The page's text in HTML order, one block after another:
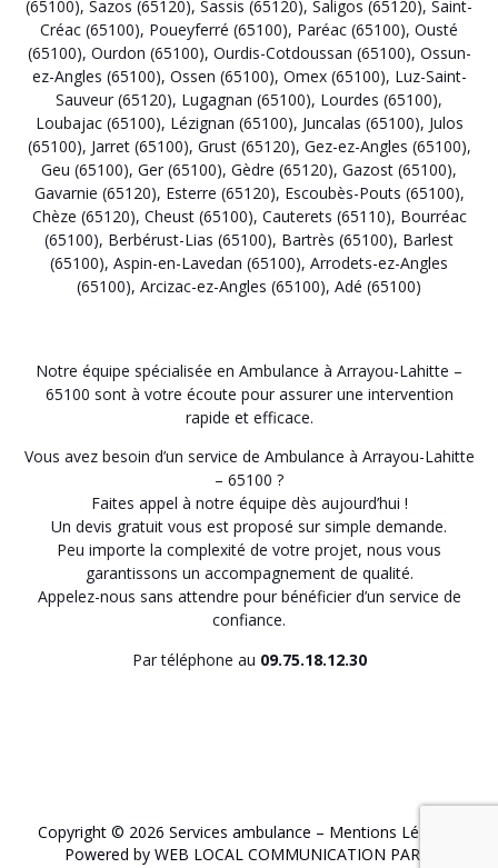
(65100), Sazos (65120), Sassis (65120), Saligos (65120), Saint-
Créac (65100), Poueyferré (65100), Paréac (65100), Ousté
(65100), Ourdon (65100), Ourdis-Cotdoussan (65100), Ossun-
ez-Angles (65100), Ossen (65100), Omex (65100), Luz-Saint-
Sauveur (65120), Lugagnan (65100), Lourdes (65100),
Loubajac (65100), Lézignan (65100), Juncalas (65100), Julos
(65100), Jarret (65100), Grust (65120), Gez-ez-Angles (65100),
Geu (65100), Ger (65100), Gèdre (65120), Gazost (65100),
Gavarnie (65120), Esterre (65120), Escoubès-Pouts (65100),
Chèze (65120), Cheust (65100), Cauterets (65110), Bourréac
(65100), Berbérust-Lias (65100), Bartrès (65100), Barlest
(65100), Aspin-en-Lavedan (65100), Arrodets-ez-Angles
(65100), Arcizac-ez-Angles (65100), Adé (65100)
Notre équipe spécialisée en Ambulance à Arrayou-Lahitte –
65100 sont à votre écoute pour assurer une intervention
rapide et efficace.
Vous avez besoin d’un service de Ambulance à Arrayou-Lahitte
– 65100 ?
Faites appel à notre équipe dès aujourd’hui !
Un devis gratuit vous est proposé sur simple demande.
Peu importe la complexité de votre projet, nous vous
garantissons un accompagnement de qualité.
Appelez-nous sans attendre pour bénéficier d’un service de
confiance.
Par téléphone au 09.75.18.12.30
Copyright © 2026 Services ambulance – Mentions Légales
Powered by WEB LOCAL COMMUNICATION PARIS